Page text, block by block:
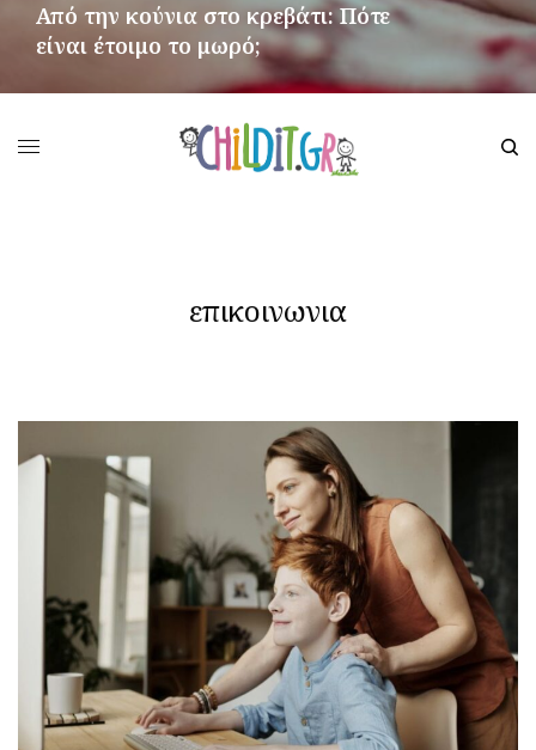
Από την κούνια στο κρεβάτι: Πότε
είναι έτοιμο το μωρό;
επικοινωνια